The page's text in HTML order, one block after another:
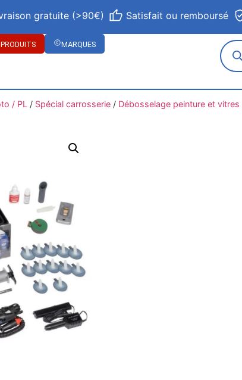
gratuite (>90€) Satisfait ou remboursé
PRODUITS MARQUES
/ PL / Spécial carrosserie/ Débosselage peinture et vitres